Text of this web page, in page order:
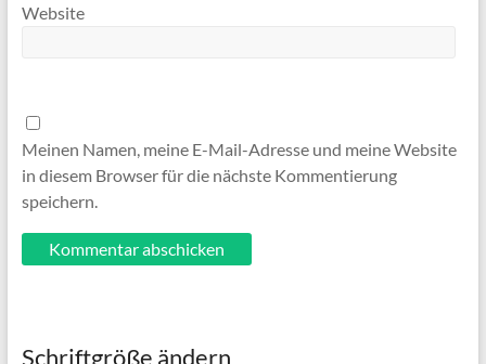
Website
Meinen Namen, meine E-Mail-Adresse und meine Website
in diesem Browser für die nächste Kommentierung
speichern.
Schriftgröße ändern